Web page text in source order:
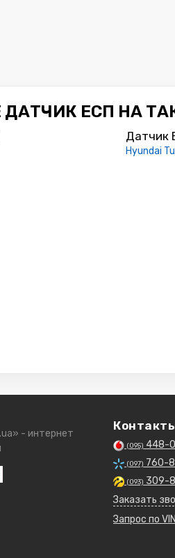
ЕСП НА
Датчик
Hyundai
- интернет
(095) 448-
(097) 760-
(093) 309-
Заказать
Запрос по VIN